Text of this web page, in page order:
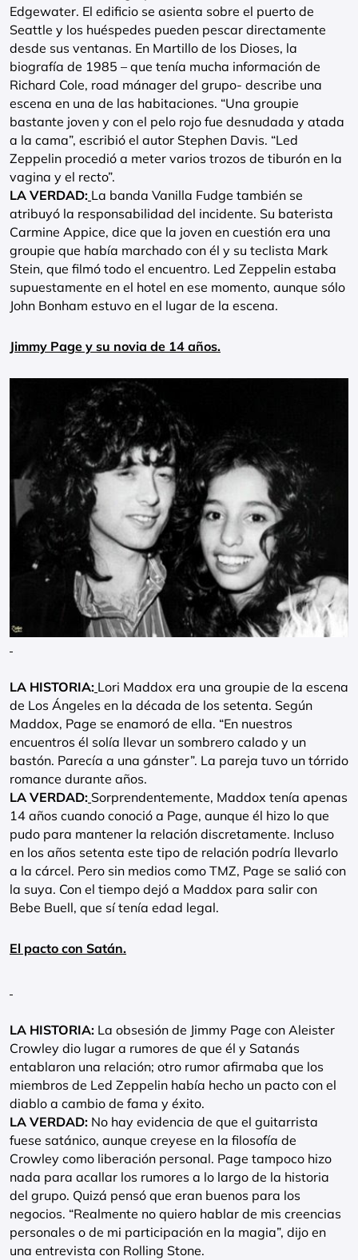
Edgewater. El edificio se asienta sobre el puerto de
Seattle y los huéspedes pueden pescar directamente
desde sus ventanas. En Martillo de los Dioses, la
biografía de 1985 – que tenía mucha información de
Richard Cole, road mánager del grupo- describe una
escena en una de las habitaciones. “Una groupie
bastante joven y con el pelo rojo fue desnudada y atada
a la cama”, escribió el autor Stephen Davis. “Led
Zeppelin procedió a meter varios trozos de tiburón en la
vagina y el recto”.
LA VERDAD: La banda Vanilla Fudge también se
atribuyó la responsabilidad del incidente. Su baterista
Carmine Appice, dice que la joven en cuestión era una
groupie que había marchado con él y su teclista Mark
Stein, que filmó todo el encuentro. Led Zeppelin estaba
supuestamente en el hotel en ese momento, aunque sólo
John Bonham estuvo en el lugar de la escena.
Jimmy Page y su novia de 14 años.
LA HISTORIA: Lori Maddox era una groupie de la escena
de Los Ángeles en la década de los setenta. Según
Maddox, Page se enamoró de ella. “En nuestros
encuentros él solía llevar un sombrero calado y un
bastón. Parecía a una gánster”. La pareja tuvo un tórrido
romance durante años.
LA VERDAD: Sorprendentemente, Maddox tenía apenas
14 años cuando conoció a Page, aunque él hizo lo que
pudo para mantener la relación discretamente. Incluso
en los años setenta este tipo de relación podría llevarlo
a la cárcel. Pero sin medios como TMZ, Page se salió con
la suya. Con el tiempo dejó a Maddox para salir con
Bebe Buell, que sí tenía edad legal.
El pacto con Satán.
LA HISTORIA: La obsesión de Jimmy Page con Aleister
Crowley dio lugar a rumores de que él y Satanás
entablaron una relación; otro rumor afirmaba que los
miembros de Led Zeppelin había hecho un pacto con el
diablo a cambio de fama y éxito.
LA VERDAD: No hay evidencia de que el guitarrista
fuese satánico, aunque creyese en la filosofía de
Crowley como liberación personal. Page tampoco hizo
nada para acallar los rumores a lo largo de la historia
del grupo. Quizá pensó que eran buenos para los
negocios. “Realmente no quiero hablar de mis creencias
personales o de mi participación en la magia”, dijo en
una entrevista con Rolling Stone.